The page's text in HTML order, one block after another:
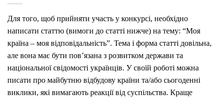
Для того, щоб прийняти участь у конкурсі, необхідно
написати статтю (вимоги до статті нижче) на тему: “Моя
країна – моя відповідальність”. Тема і форма статті довільна,
але вона має бути пов’язана з розвитком держави та
національної свідомості українців. У своїй роботі можна
писати про майбутню відбудову країни та/або сьогоденні
виклики, які вимагають реакції від суспільства. Краще